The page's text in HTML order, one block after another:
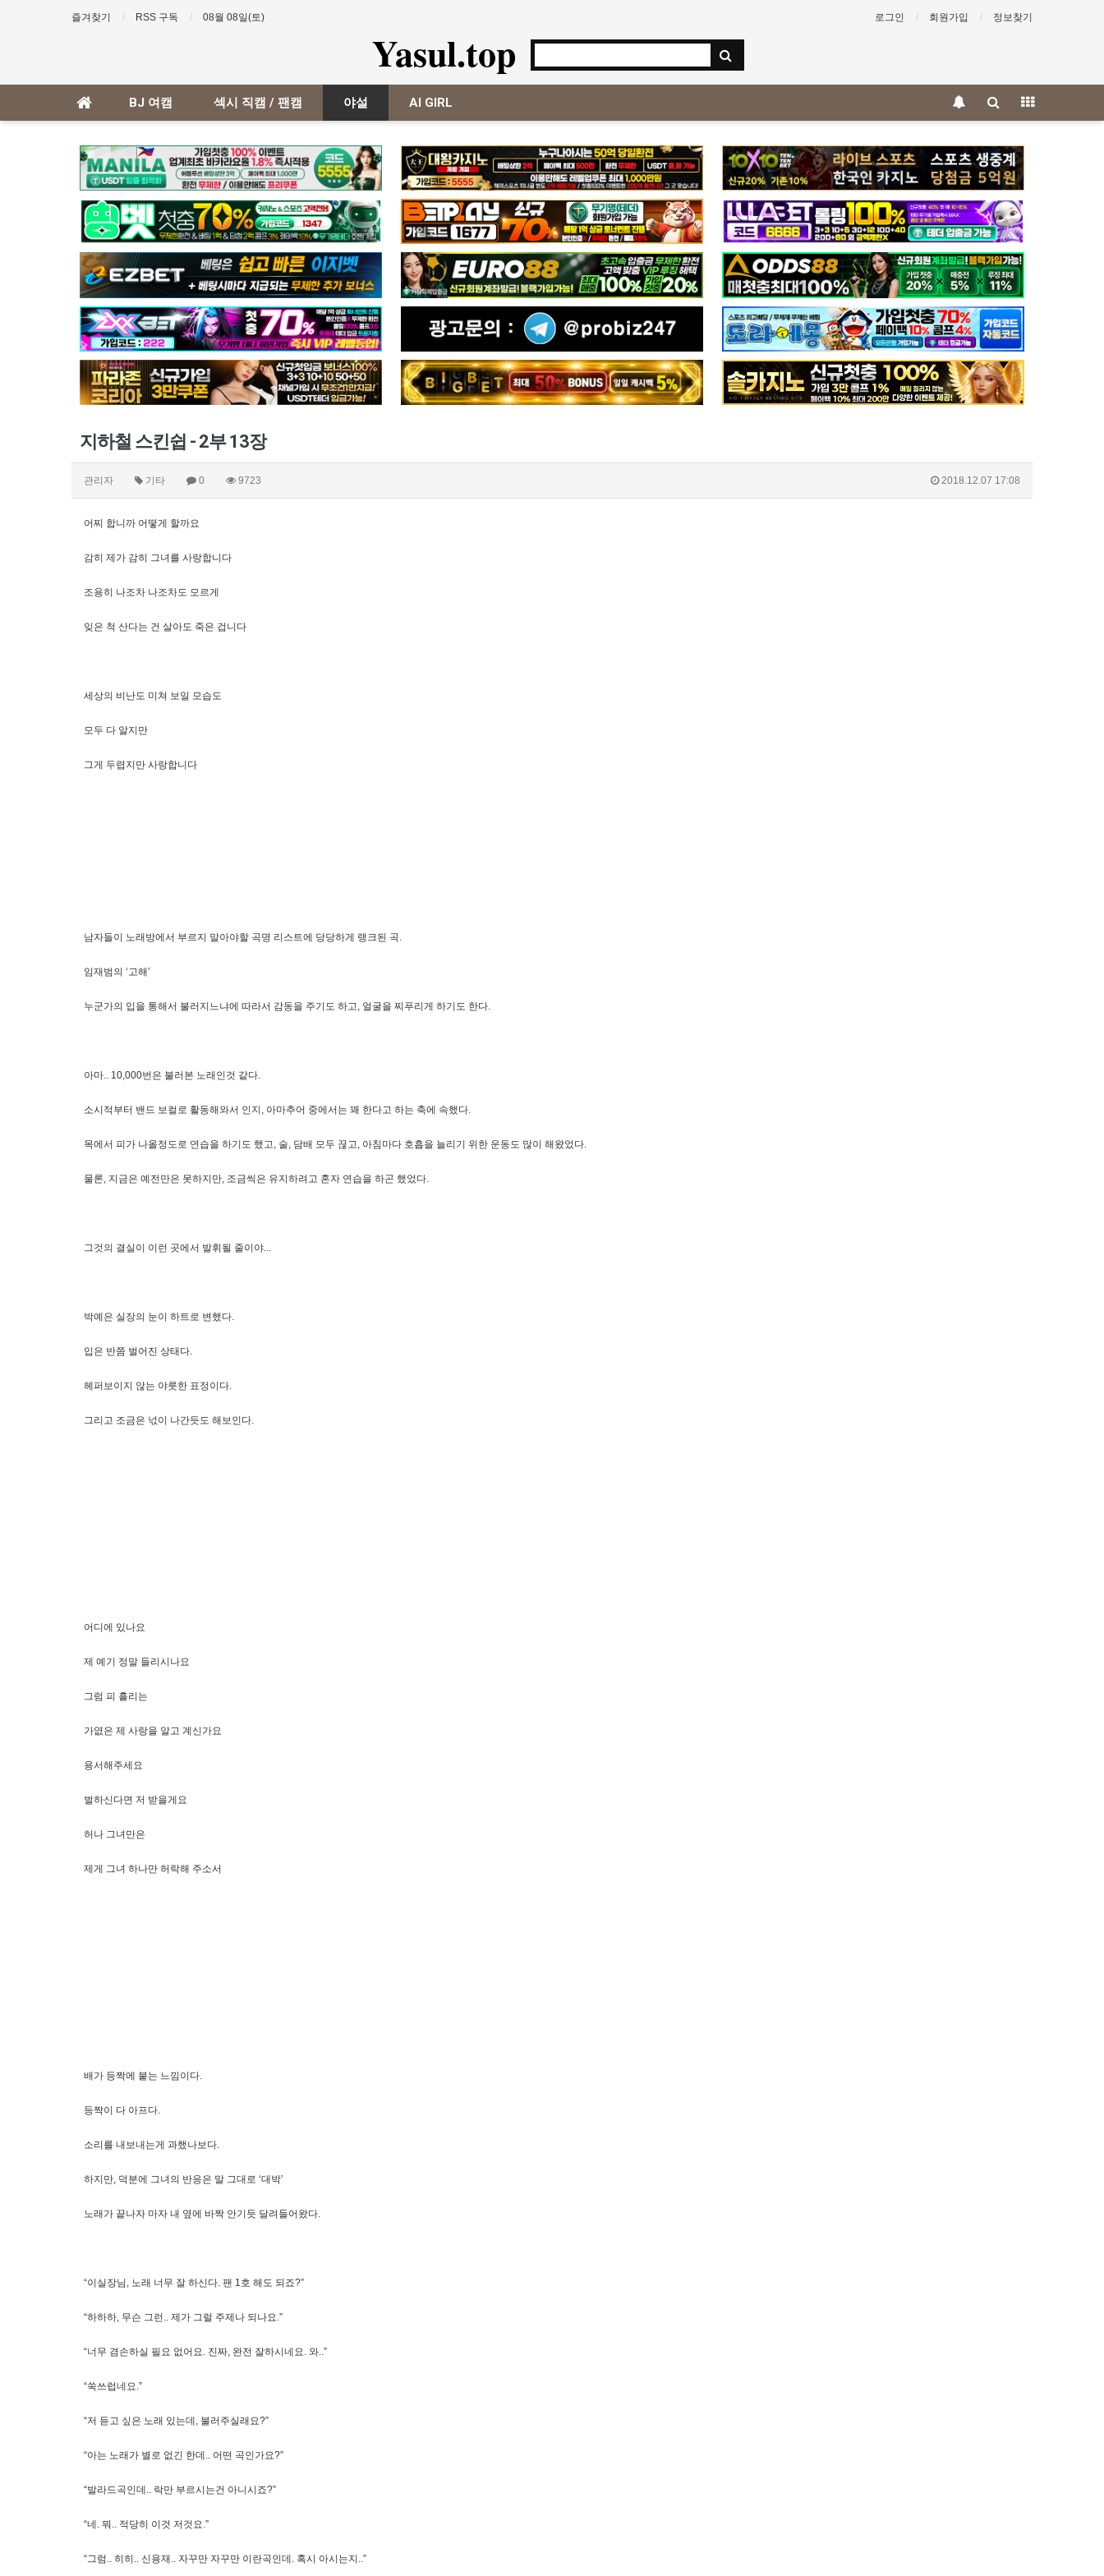
즐겨찾기 RSS 구독 08월 08일(토) 로그인 회원가입 정보찾기
Yasul.top
BJ 여캠 섹시 직캠 / 팬캠 야설 AI GIRL
지하철 스킨쉽 - 2부 13장
관리자 기타 0 9723 2018.12.07 17:08
어찌 합니까 어떻게 할까요
감히 제가 감히 그녀를 사랑합니다
조용히 나조차 나조차도 모르게
잊은 척 산다는 건 살아도 죽은 겁니다
세상의 비난도 미쳐 보일 모습도
모두 다 알지만
그게 두렵지만 사랑합니다
남자들이 노래방에서 부르지 말아야할 곡명 리스트에 당당하게 랭크된 곡.
임재범의 ‘고해’
누군가의 입을 통해서 불러지느냐에 따라서 감동을 주기도 하고, 얼굴을 찌푸리게 하기도 한다.
아마.. 10,000번은 불러본 노래인것 같다.
소시적부터 밴드 보컬로 활동해와서 인지, 아마추어 중에서는 꽤 한다고 하는 축에 속했다.
목에서 피가 나올정도로 연습을 하기도 했고, 술, 담배 모두 끊고, 아침마다 호흡을 늘리기 위한 운동도 많이 해왔었다.
물론, 지금은 예전만은 못하지만, 조금씩은 유지하려고 혼자 연습을 하곤 했었다.
그것의 결실이 이런 곳에서 발휘될 줄이야...
박예은 실장의 눈이 하트로 변했다.
입은 반쯤 벌어진 상태다.
헤퍼보이지 않는 야릇한 표정이다.
그리고 조금은 넋이 나간듯도 해보인다.
어디에 있나요
제 예기 정말 들리시나요
그럼 피 흘리는
가엾은 제 사랑을 알고 계신가요
용서해주세요
벌하신다면 저 받을게요
허나 그녀만은
제게 그녀 하나만 허락해 주소서
배가 등짝에 붙는 느낌이다.
등짝이 다 아프다.
소리를 내보내는게 과했나보다.
하지만, 덕분에 그녀의 반응은 말 그대로 ‘대박’
노래가 끝나자 마자 내 옆에 바짝 안기듯 달려들어왔다.
“이실장님, 노래 너무 잘 하신다. 팬 1호 해도 되죠?”
“하하하, 무슨 그런.. 제가 그럴 주제나 되나요.”
“너무 겸손하실 필요 없어요. 진짜, 완전 잘하시네요. 와..”
“쑥쓰럽네요.”
“저 듣고 싶은 노래 있는데, 불러주실래요?”
“아는 노래가 별로 없긴 한데.. 어떤 곡인가요?”
“발라드곡인데.. 락만 부르시는건 아니시죠?”
“네. 뭐.. 적당히 이것 저것요.”
“그럼.. 히히.. 신용재.. 자꾸만 자꾸만 이란곡인데. 혹시 아시는지..”